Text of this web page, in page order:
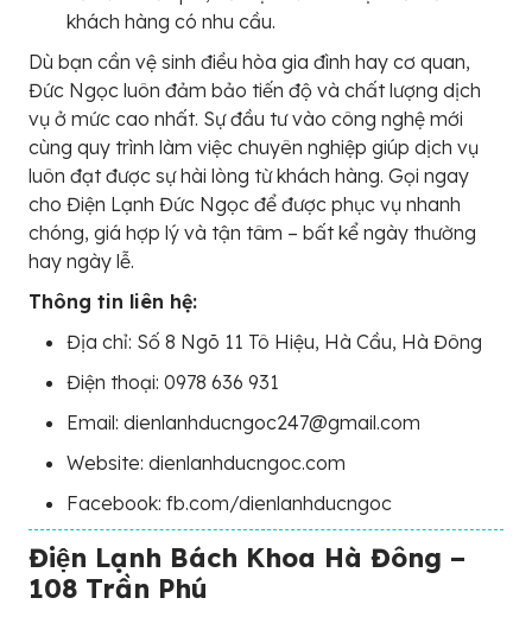
khách hàng có nhu cầu.
Dù bạn cần vệ sinh điều hòa gia đình hay cơ quan,
Đức Ngọc luôn đảm bảo tiến độ và chất lượng dịch
vụ ở mức cao nhất. Sự đầu tư vào công nghệ mới
cùng quy trình làm việc chuyên nghiệp giúp dịch vụ
luôn đạt được sự hài lòng từ khách hàng. Gọi ngay
cho Điện Lạnh Đức Ngọc để được phục vụ nhanh
chóng, giá hợp lý và tận tâm – bất kể ngày thường
hay ngày lễ.
Thông tin liên hệ:
Địa chỉ: Số 8 Ngõ 11 Tô Hiệu, Hà Cầu, Hà Đông
Điện thoại: 0978 636 931
Email: dienlanhducngoc247@gmail.com
Website: dienlanhducngoc.com
Facebook: fb.com/dienlanhducngoc
Điện Lạnh Bách Khoa Hà Đông –
108 Trần Phú